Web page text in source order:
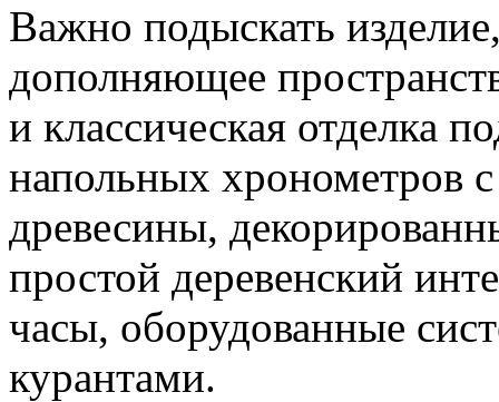
Важно подыскать
дополняющее
и классическая отделка
напольных хронометров
древесины,
простой деревенский
часы, оборудованные
курантами.